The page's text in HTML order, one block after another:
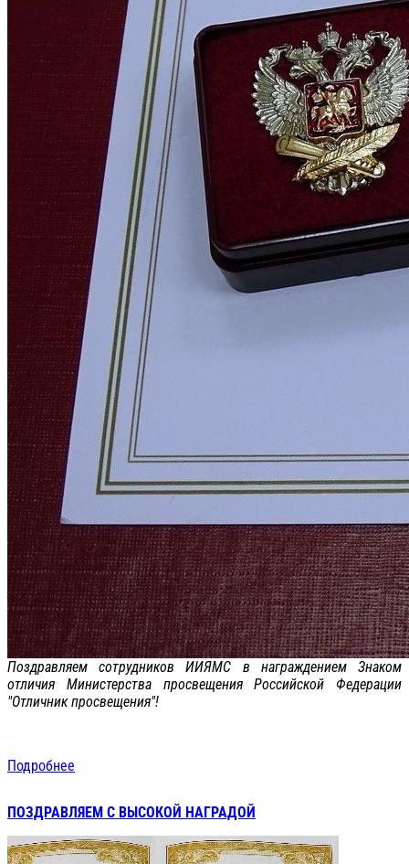
Поздравляем сотрудников ИИЯМС в награждением Знаком
отличия Министерства просвещения Российской Федерации
"Отличник просвещения"!
Подробнее
ПОЗДРАВЛЯЕМ С ВЫСОКОЙ НАГРАДОЙ